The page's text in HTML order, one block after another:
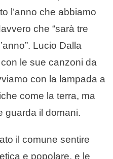
l’anno che abbiamo
che “sarà tre
Lucio Dalla
le sue canzoni da
con la lampada a
come la terra, ma
guarda il domani.
il comune sentire
e popolare, e le